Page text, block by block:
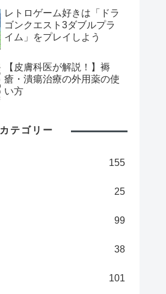
レトロゲーム好きは「ドラ
ゴンクエスト3ダブルプラ
イム」をプレイしよう
【皮膚科医が解説！】褥
瘡・潰瘍治療の外用薬の使
い方
カテゴリー
155
25
99
38
101